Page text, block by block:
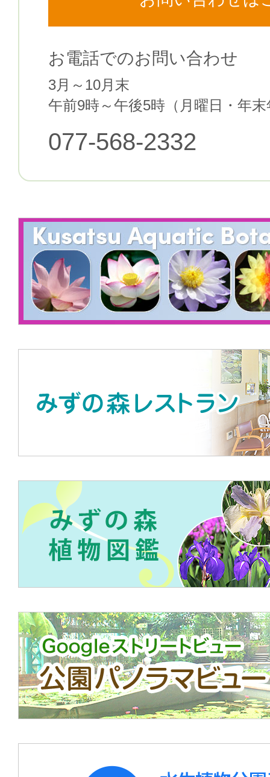
お電話でのお問い合わせ
3月～10月末
午前9時～午後5時 （月曜日・年
077-568-2332